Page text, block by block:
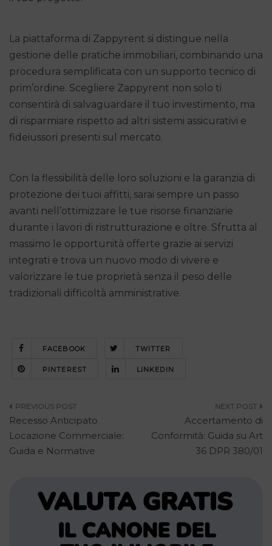
La piattaforma di Zappyrent si distingue nella
gestione delle pratiche immobiliari, combinando una
procedura semplificata con un supporto tecnico di
prim’ordine. Scegliere Zappyrent non solo ti
consentirà di salvaguardare il tuo investimento, ma
di risparmiare rispetto ad altri sistemi assicurativi e
fideiussori presenti sul mercato.
Con la flessibilità delle loro soluzioni e la garanzia di
protezione dei tuoi affitti, sarai sempre un passo
avanti nell’ottimizzare le tue risorse finanziarie
durante i lavori di ristrutturazione e oltre. Sfrutta al
massimo le opportunità offerte grazie ai servizi
integrati e trova un nuovo modo di vivere e
valorizzare le tue proprietà senza il peso delle
tradizionali difficoltà amministrative.
FACEBOOK TWITTER
PINTEREST LINKEDIN
Navigazione
articoli
Recesso Anticipato
Locazione Commerciale:
Guida e Normative
Accertamento di
Conformità: Guida su Art
36 DPR 380/01